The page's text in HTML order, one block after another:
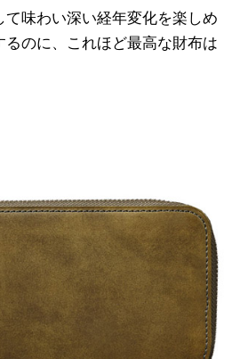
て味わい深い経年変化を楽しめ
るのに、これほど最高な財布は